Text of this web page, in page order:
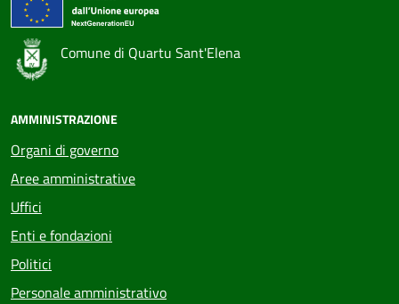
Comune di Quartu Sant'Elena
AMMINISTRAZIONE
Organi di governo
Aree amministrative
Uffici
Enti e fondazioni
Politici
Personale amministrativo